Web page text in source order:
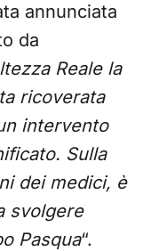
annunciata
da
Reale la
ricoverata
intervento
Sulla
dei medici, è
svolgere
Pasqua“.